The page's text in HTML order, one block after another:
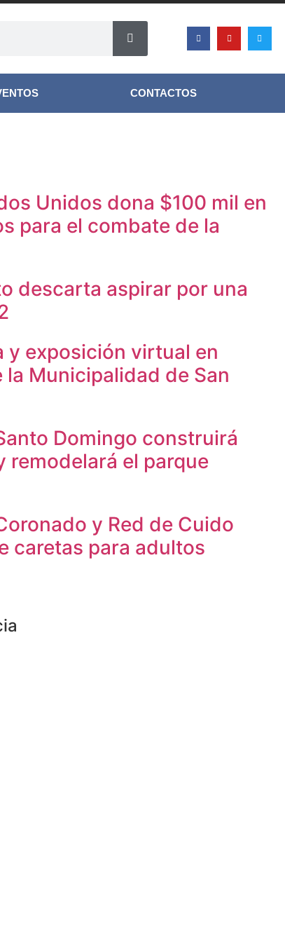
CONTACTOS
Unidos dona $100 mil en
para el combate de la
descarta aspirar por una
y exposición virtual en
Municipalidad de San
Domingo construirá
remodelará el parque
y Red de Cuido
caretas para adultos